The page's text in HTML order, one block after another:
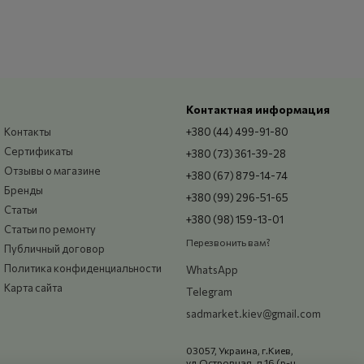
Контакты
Сертификаты
Отзывы о магазине
Бренды
Статьи
Статьи по ремонту
Публичный договор
Политика конфиденциальности
Карта сайта
Контактная информация
+380 (44) 499-91-80
+380 (73) 361-39-28
+380 (67) 879-14-74
+380 (99) 296-51-65
+380 (98) 159-13-01
Перезвонить вам?
WhatsApp
Telegram
sadmarket.kiev@gmail.com
03057, Украина, г.Киев,